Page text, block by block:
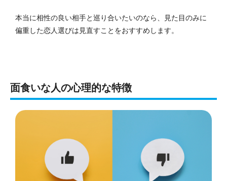
本当に相性の良い相手と巡り合いたいのなら、見た目のみに
偏重した恋人選びは見直すことをおすすめします。
面食いな人の心理的な特徴